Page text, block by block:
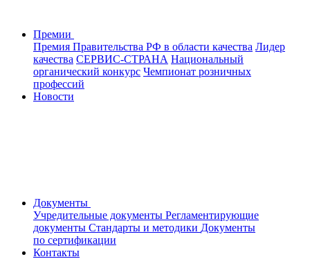
Премии
Премия Правительства РФ в области качества Лидер
качества СЕРВИС-СТРАНА Национальный
органический конкурс Чемпионат розничных
профессий
Новости
Документы
Учредительные документы Регламентирующие
документы Стандарты и методики Документы
по сертификации
Контакты